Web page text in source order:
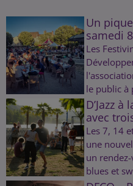
Un
samedi
Les
le public à
D’Jazz
avec
Les 7, 14
une
un
blues et